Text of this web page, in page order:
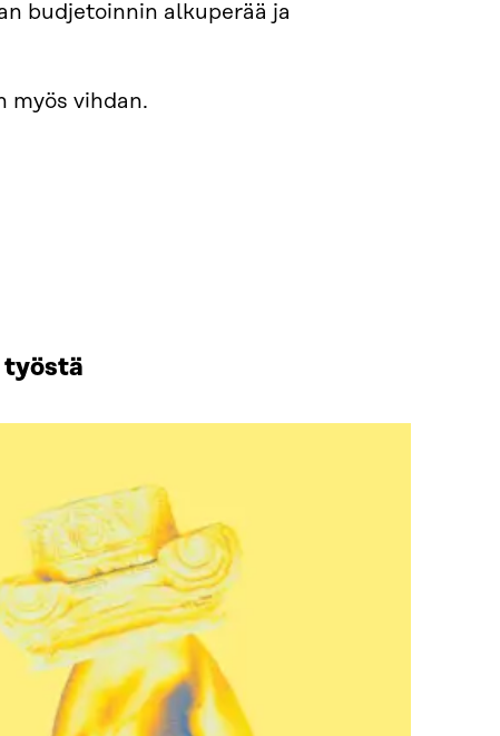
budjetoinnin alkuperää ja
myös vihdan.
työstä